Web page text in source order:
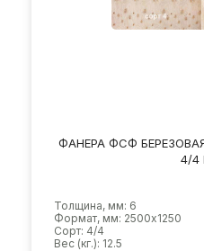
ФАНЕРА ФСФ
4/4
Толщина, мм: 6
Формат, мм: 2500х1250
Сорт: 4/4
Вес (кг.): 12.5